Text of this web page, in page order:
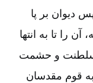
دیوان بر پا
را تا به انتها
سلطنت و حشمت
قوم مقدسان